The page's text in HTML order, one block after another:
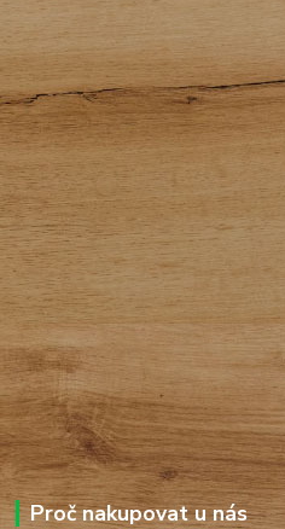
Proč nakupovat u nás